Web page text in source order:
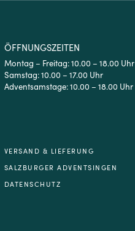
ÖFFNUNGSZEITEN
Montag – Freitag: 10.00 – 18.00 Uhr
Samstag: 10.00 – 17.00 Uhr
Adventsamstage: 10.00 – 18.00 Uhr
VERSAND & LIEFERUNG
SALZBURGER ADVENTSINGEN
DATENSCHUTZ